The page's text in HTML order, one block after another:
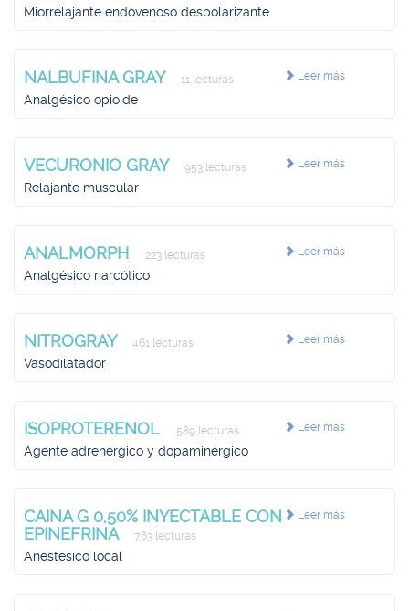
Miorrelajante endovenoso despolarizante
Leer más
NALBUFINA GRAY 11 lecturas
Analgésico opioide
Leer más
VECURONIO GRAY 953 lecturas
Relajante muscular
Leer más
ANALMORPH 223 lecturas
Analgésico narcótico
Leer más
NITROGRAY 461 lecturas
Vasodilatador
Leer más
ISOPROTERENOL 589 lecturas
Agente adrenérgico y dopaminérgico
Leer más
CAINA G 0,50% INYECTABLE CON
EPINEFRINA
763 lecturas
Anestésico local